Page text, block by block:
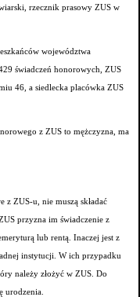
rzecznik prasowy ZUS w
województwa
świadczeń honorowych, ZUS
46, a siedlecka placówka ZUS
z ZUS to mężczyzna, ma
z ZUS-u, nie muszą składać
przyzna im świadczenie z
lub rentą. Inaczej jest z
instytucji. W ich przypadku
należy złożyć w ZUS. Do
urodzenia.